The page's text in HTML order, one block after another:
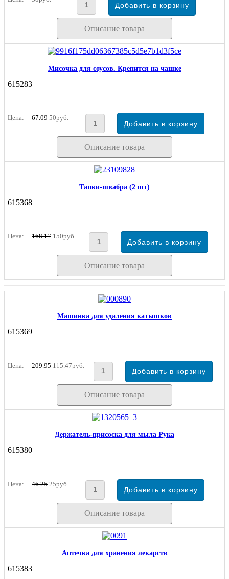
Описание товара
Мисочка для соусов. Крепится на чашке
615283
Цена: 67.09 50руб.
Описание товара
Тапки-швабра (2 шт)
615368
Цена: 168.17 150руб.
Описание товара
Машинка для удаления катышков
615369
Цена: 209.95 115.47руб.
Описание товара
Держатель-присоска для мыла Рука
615380
Цена: 46.25 25руб.
Описание товара
Аптечка для хранения лекарств
615383